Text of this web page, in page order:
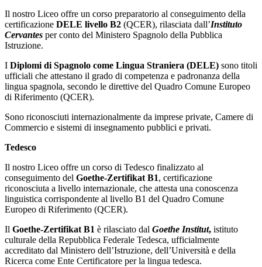
Il nostro Liceo offre un corso preparatorio al conseguimento della
certificazione DELE livello B2 (QCER), rilasciata dall’Instituto
Cervantes per conto del Ministero Spagnolo della Pubblica
Istruzione.
I Diplomi di Spagnolo come Lingua Straniera (DELE) sono titoli
ufficiali che attestano il grado di competenza e padronanza della
lingua spagnola, secondo le direttive del Quadro Comune Europeo
di Riferimento (QCER).
Sono riconosciuti internazionalmente da imprese private, Camere di
Commercio e sistemi di insegnamento pubblici e privati.
Tedesco
Il nostro Liceo offre un corso di Tedesco finalizzato al
conseguimento del Goethe-Zertifikat B1, certificazione
riconosciuta a livello internazionale, che attesta una conoscenza
linguistica corrispondente al livello B1 del Quadro Comune
Europeo di Riferimento (QCER).
Il Goethe-Zertifikat B1 è rilasciato dal Goethe Institut, istituto
culturale della Repubblica Federale Tedesca, ufficialmente
accreditato dal Ministero dell’Istruzione, dell’Università e della
Ricerca come Ente Certificatore per la lingua tedesca.